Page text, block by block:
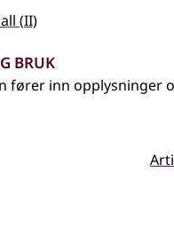
(2
II)
bruk
fører inn opplysninger